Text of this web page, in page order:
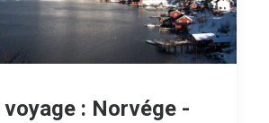
voyage : Norvége -